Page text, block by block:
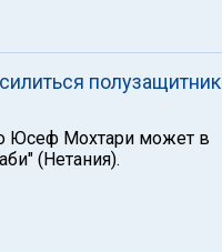
Юсеф Мохтари может в
(Нетания).